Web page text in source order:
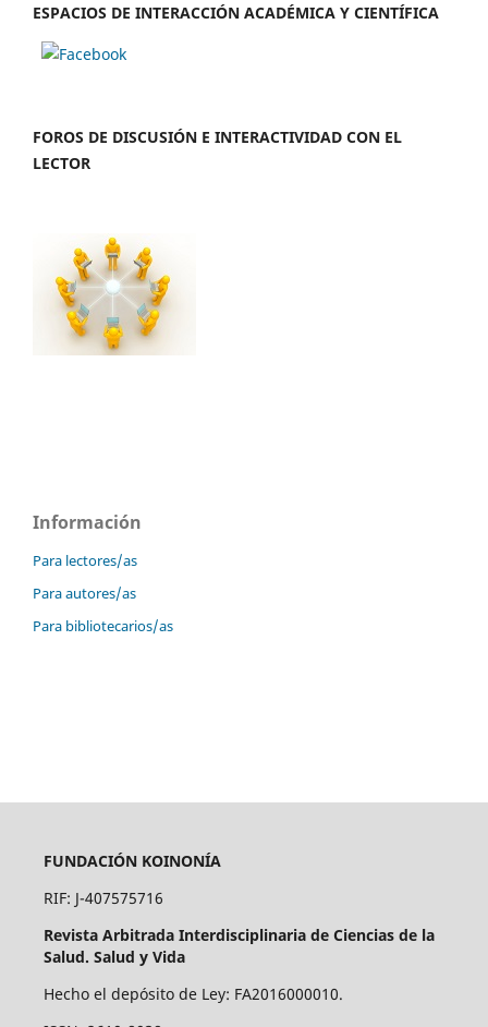
ESPACIOS DE INTERACCIÓN ACADÉMICA Y CIENTÍFICA
FOROS DE DISCUSIÓN E INTERACTIVIDAD CON EL
LECTOR
Información
Para lectores/as
Para autores/as
Para bibliotecarios/as
FUNDACIÓN KOINONÍA
RIF: J-407575716
Revista Arbitrada Interdisciplinaria de Ciencias de la
Salud. Salud y Vida
Hecho el depósito de Ley: FA2016000010.